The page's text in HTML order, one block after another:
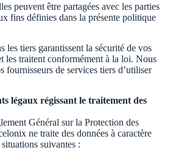
peuvent être partagées avec les parties
fins définies dans la présente politique
les tiers garantissent la sécurité de vos
les traitent conformément à la loi. Nous
fournisseurs de services tiers d’utiliser
légaux régissant le traitement des
Général sur la Protection des
ne traite des données à caractère
suivantes :